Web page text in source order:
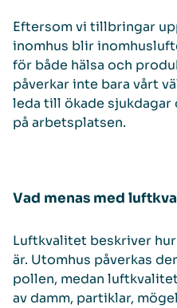
Eftersom vi tillbringar
inomhus blir
för både hälsa och
påverkar inte bara vårt
leda till ökade
på arbetsplatsen.
Vad menas med
Luftkvalitet beskriver
är. Utomhus påverkas
pollen, medan
av damm, partiklar,